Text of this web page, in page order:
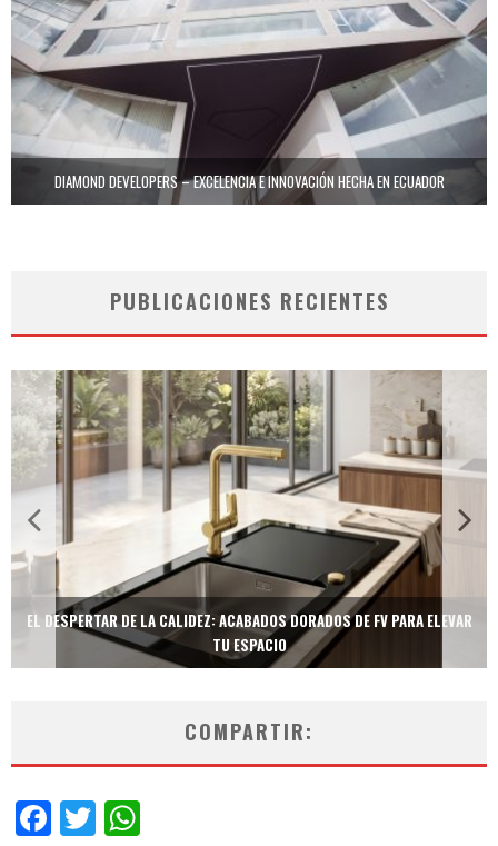
DIAMOND DEVELOPERS – EXCELENCIA E INNOVACIÓN HECHA EN ECUADOR
PUBLICACIONES RECIENTES
DE FV PARA ELEVAR
TECNOLOGÍA Y BIENESTAR DE VANGUARDIA: EL
COMPARTIR:
Facebook
Twitter